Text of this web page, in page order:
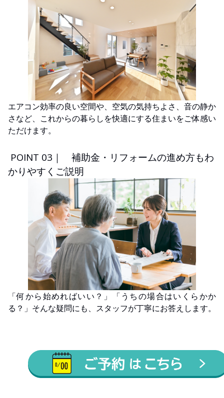
エアコン効率の良い空間や、空気の気持ちよさ、音の静か
さなど、これからの暮らしを快適にする住まいをご体感い
ただけます。
POINT 03｜ 補助金・リフォームの進め方もわ
かりやすくご説明
「何から始めればいい？」「うちの場合はいくらかか
る？」そんな疑問にも、スタッフが丁寧にお答えします。